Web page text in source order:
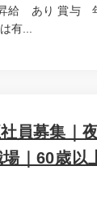
昇給 あり 賞与
有...
員募集｜
｜60歳以